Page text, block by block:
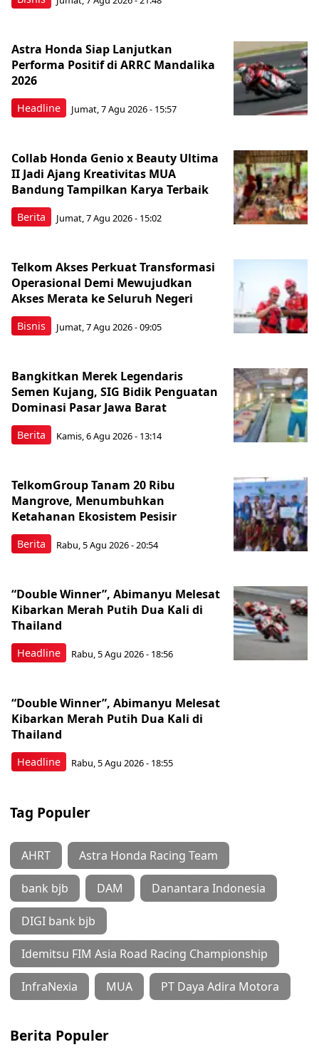
Headline
Astra Honda Siap Lanjutkan
Performa Positif di ARRC Mandalika
2026
Jumat, 7 Agu 2026 - 15:57
Berita
Collab Honda Genio x Beauty Ultima
II Jadi Ajang Kreativitas MUA
Bandung Tampilkan Karya Terbaik
Jumat, 7 Agu 2026 - 15:02
Bisnis
Telkom Akses Perkuat Transformasi
Operasional Demi Mewujudkan
Akses Merata ke Seluruh Negeri
Jumat, 7 Agu 2026 - 09:05
Berita
Bangkitkan Merek Legendaris
Semen Kujang, SIG Bidik Penguatan
Dominasi Pasar Jawa Barat
Kamis, 6 Agu 2026 - 13:14
Berita
TelkomGroup Tanam 20 Ribu
Mangrove, Menumbuhkan
Ketahanan Ekosistem Pesisir
Rabu, 5 Agu 2026 - 20:54
Headline
“Double Winner”, Abimanyu Melesat
Kibarkan Merah Putih Dua Kali di
Thailand
Rabu, 5 Agu 2026 - 18:56
Headline
“Double Winner”, Abimanyu Melesat
Kibarkan Merah Putih Dua Kali di
Thailand
Rabu, 5 Agu 2026 - 18:55
Tag Populer
AHRT Astra Honda Racing Team
bank bjb DAM Danantara Indonesia
DIGI bank bjb
Idemitsu FIM Asia Road Racing Championship
InfraNexia MUA PT Daya Adira Motora
Berita Populer